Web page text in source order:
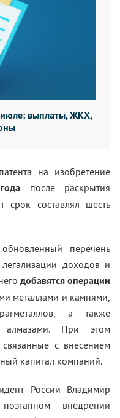
июле: выплаты, ЖКХ,
на изобретение
после раскрытия
составлял шесть
перечень
доходов и
добавятся операции
металлами и камнями,
а также
алмазами. При этом
с внесением
капитал компаний.
России Владимир
внедрении